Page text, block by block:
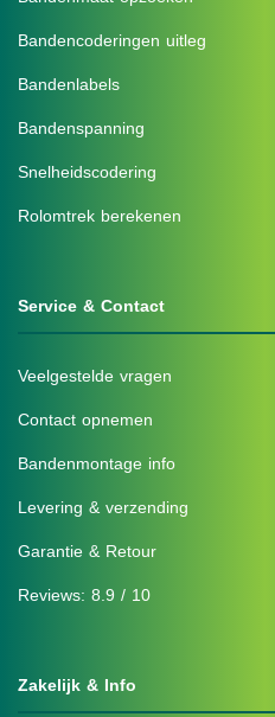
Bandencoderingen uitleg
Bandenlabels
Bandenspanning
Snelheidscodering
Rolomtrek berekenen
Service & Contact
Veelgestelde vragen
Contact opnemen
Bandenmontage info
Levering & verzending
Garantie & Retour
Reviews: 8.9 / 10
Zakelijk & Info